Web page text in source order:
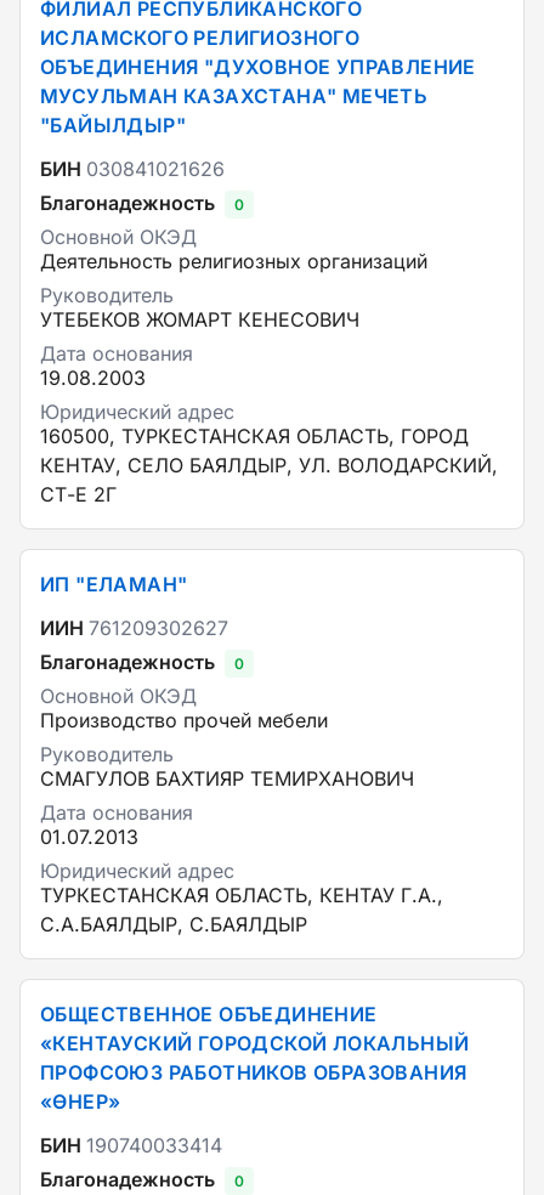
ФИЛИАЛ РЕСПУБЛИКАНСКОГО
ИСЛАМСКОГО РЕЛИГИОЗНОГО
ОБЪЕДИНЕНИЯ "ДУХОВНОЕ УПРАВЛЕНИЕ
МУСУЛЬМАН КАЗАХСТАНА" МЕЧЕТЬ
"БАЙЫЛДЫР"
БИН 030841021626
Благонадежность
0
Основной ОКЭД
Деятельность религиозных организаций
Руководитель
УТЕБЕКОВ ЖОМАРТ КЕНЕСОВИЧ
Дата основания
19.08.2003
Юридический адрес
160500, ТУРКЕСТАНСКАЯ ОБЛАСТЬ, ГОРОД
КЕНТАУ, СЕЛО БАЯЛДЫР, УЛ. ВОЛОДАРСКИЙ,
СТ-Е 2Г
ИП "ЕЛАМАН"
ИИН 761209302627
Благонадежность
0
Основной ОКЭД
Производство прочей мебели
Руководитель
СМАГУЛОВ БАХТИЯР ТЕМИРХАНОВИЧ
Дата основания
01.07.2013
Юридический адрес
ТУРКЕСТАНСКАЯ ОБЛАСТЬ, КЕНТАУ Г.А.,
С.А.БАЯЛДЫР, С.БАЯЛДЫР
ОБЩЕСТВЕННОЕ ОБЪЕДИНЕНИЕ
«КЕНТАУСКИЙ ГОРОДСКОЙ ЛОКАЛЬНЫЙ
ПРОФСОЮЗ РАБОТНИКОВ ОБРАЗОВАНИЯ
«ӨНЕР»
БИН 190740033414
Благонадежность
0